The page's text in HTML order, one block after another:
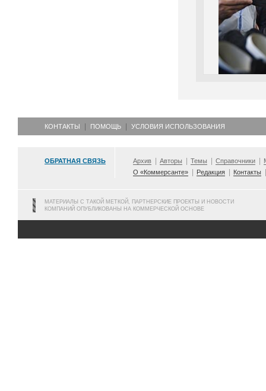
КОНТАКТЫ ПОМОЩЬ УСЛОВИЯ ИСПОЛЬЗОВАНИЯ
ОБРАТНАЯ СВЯЗЬ Архив Авторы Темы Справочники
О «Коммерсанте»
Редакция Контакты
МАТЕРИАЛЫ С ТАКОЙ МЕТКОЙ, ПАРТНЕРСКИЕ ПРОЕКТЫ И НОВОСТИ
КОМПАНИЙ ОПУБЛИКОВАНЫ НА КОММЕРЧЕСКОЙ ОСНОВЕ